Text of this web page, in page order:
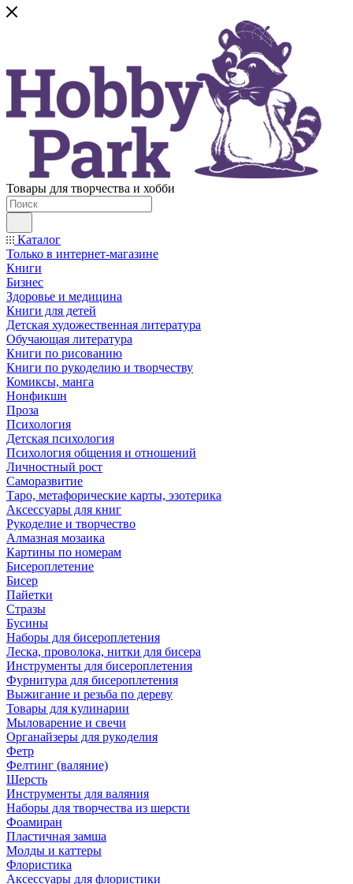
Товары для творчества и хобби
Каталог
Только в интернет-магазине
Книги
Бизнес
Здоровье и медицина
Книги для детей
Детская художественная литература
Обучающая литература
Книги по рисованию
Книги по рукоделию и творчеству
Комиксы, манга
Нонфикшн
Проза
Психология
Детская психология
Психология общения и отношений
Личностный рост
Саморазвитие
Таро, метафорические карты, эзотерика
Аксессуары для книг
Рукоделие и творчество
Алмазная мозаика
Картины по номерам
Бисероплетение
Бисер
Пайетки
Стразы
Бусины
Наборы для бисероплетения
Леска, проволока, нитки для бисера
Инструменты для бисероплетения
Фурнитура для бисероплетения
Выжигание и резьба по дереву
Товары для кулинарии
Мыловарение и свечи
Органайзеры для рукоделия
Фетр
Фелтинг (валяние)
Шерсть
Инструменты для валяния
Наборы для творчества из шерсти
Фоамиран
Пластичная замша
Молды и каттеры
Флористика
Аксессуары для флористики